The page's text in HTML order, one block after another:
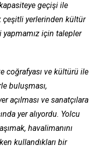
geçişi ile
çeşitli yerlerinden kültür
yapmamız için talepler
coğrafyası ve kültürü ile
buluşması,
açılması ve sanatçılara
yer alıyordu. Yolcu
havalimanını
kullandıkları bir